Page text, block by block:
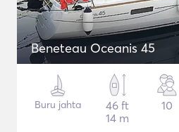
Beneteau Oceanis 45
Buru jahta
46 ft
14 m
10